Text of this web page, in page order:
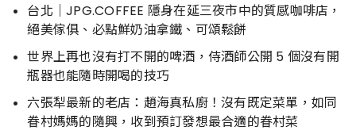
台北｜JPG.COFFEE 隱身在延三夜市中的質感咖啡店，
絕美傢俱、必點鮮奶油拿鐵、可頌鬆餅
世界上再也沒有打不開的啤酒，侍酒師公開 5 個沒有開
瓶器也能隨時開喝的技巧
六張犁最新的老店：趙海真私廚！沒有既定菜單，如同
眷村媽媽的隨興，收到預訂發想最合適的眷村菜